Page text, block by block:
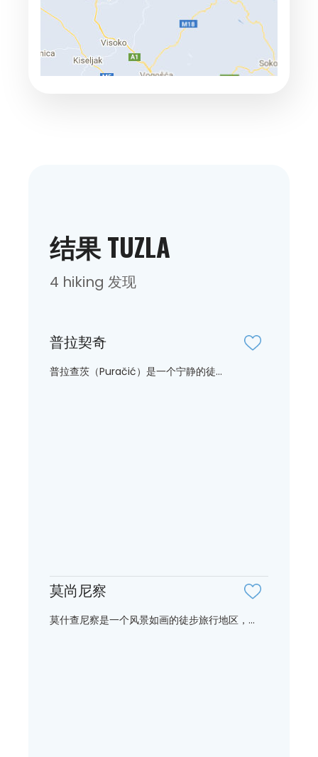
结果 TUZLA
4 hiking 发现
普拉契奇
普拉查茨（Puračić）是一个宁静的徒...
莫尚尼察
莫什查尼察是一个风景如画的徒步旅行地区，...